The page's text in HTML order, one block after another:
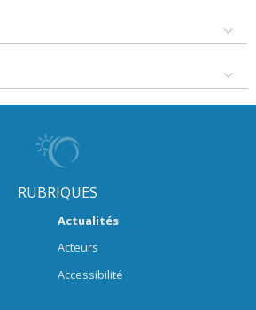
RUBRIQUES
Actualités
Acteurs
Accessibilité